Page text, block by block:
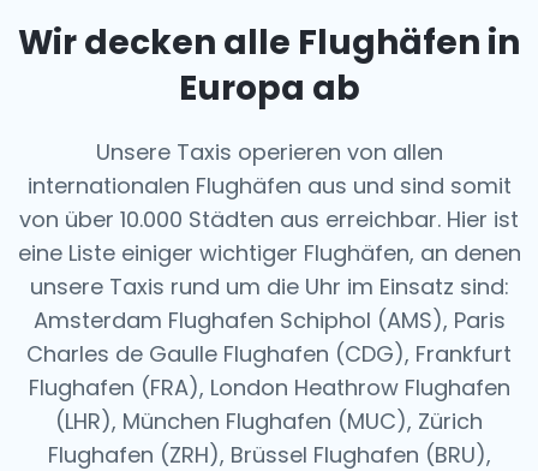
Wir decken alle Flughäfen in
Europa ab
Unsere Taxis operieren von allen
internationalen Flughäfen aus und sind somit
von über 10.000 Städten aus erreichbar. Hier ist
eine Liste einiger wichtiger Flughäfen, an denen
unsere Taxis rund um die Uhr im Einsatz sind:
Amsterdam Flughafen Schiphol (AMS), Paris
Charles de Gaulle Flughafen (CDG), Frankfurt
Flughafen (FRA), London Heathrow Flughafen
(LHR), München Flughafen (MUC), Zürich
Flughafen (ZRH), Brüssel Flughafen (BRU),